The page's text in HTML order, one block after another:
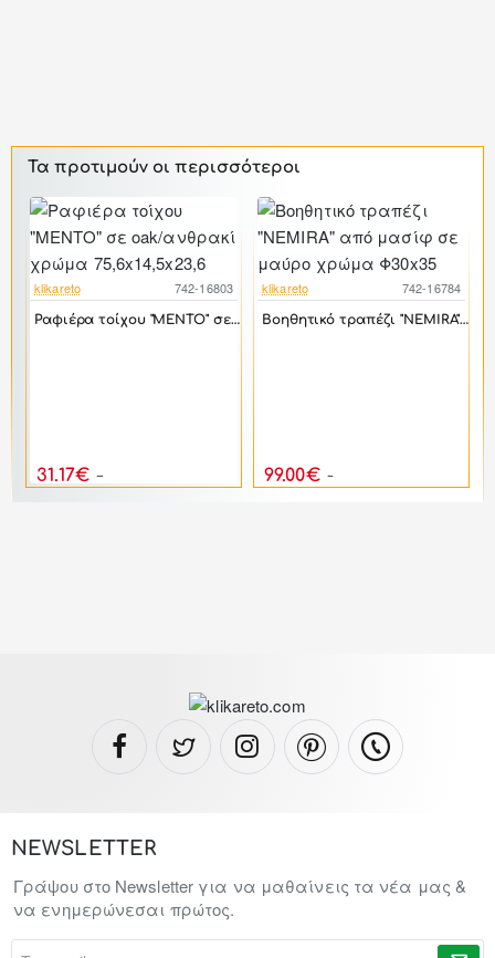
Τα προτιμούν οι περισσότεροι
-17%
klikareto 742-16803
Ραφιέρα τοίχου "MENTO" σε oak/ανθρακί χρώμα 75,6x14,5x23,6
31.17€
-17%
klikareto 742-16784
Βοηθητικό τραπέζι "NEMIRA" από μασίφ σε μαύρο χρώμα Φ30x35
99.00€
NEWSLETTER
Γράψου στο Newsletter για να μαθαίνεις τα νέα μας &
να ενημερώνεσαι πρώτος.